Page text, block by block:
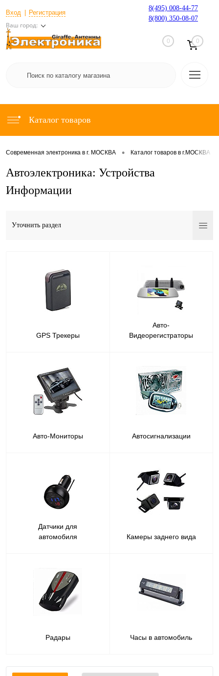
Вход Регистрация
Ваш город:
8(495) 008-44-77
8(800) 350-08-07
0 0
Каталог товаров
Современная электроника в г. МОСКВА • Каталог товаров в г.МОСКВА
Автоэлектроника: Устройства
Информации
Уточнить раздел
GPS Трекеры
Авто-
Видеорегистраторы
Авто-Мониторы Автосигнализации
Датчики для
автомобиля
Камеры заднего вида
Радары Часы в автомобиль